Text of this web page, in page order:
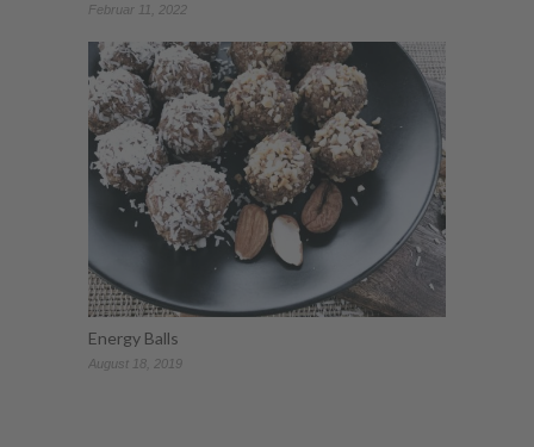
Februar 11, 2022
Energy Balls
August 18, 2019